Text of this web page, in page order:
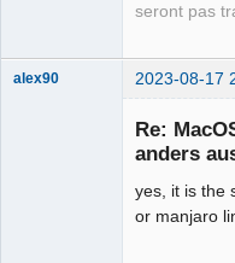
seront pas
alex90 2023-08-17
Re:
anders
yes, it is the
or manjaro